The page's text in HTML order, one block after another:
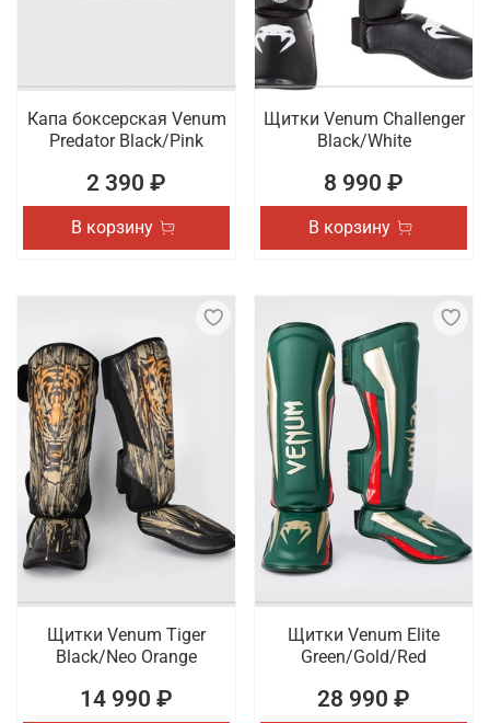
Капа боксерская Venum
Predator Black/Pink
2 390 ₽
В корзину
Щитки Venum Challenger
Black/White
8 990 ₽
В корзину
Щитки Venum Tiger
Black/Neo Orange
14 990 ₽
Щитки Venum Elite
Green/Gold/Red
28 990 ₽